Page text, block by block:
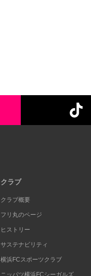
クラブ
クラブ概要
フリ丸のページ
ヒストリー
サステナビリティ
横浜FCスポーツクラブ
ニッパツ横浜FCシーガルズ